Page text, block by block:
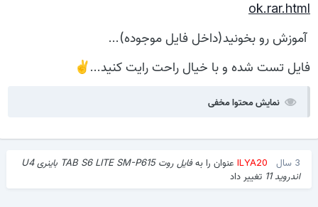
ok.rar.html
آموزش رو بخونید(داخل فایل موجوده)...
فایل تست شده و با خیال راحت رایت کنید...✌️
نمایش محتوا مخفی
ILYA20عنوان را به
فایل روت TAB S6 LITE SM-P615 باینری U4
اندروید 11
تغییر داد